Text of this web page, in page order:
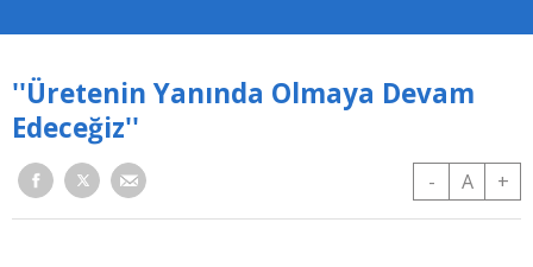
''Üretenin Yanında Olmaya Devam
Edeceğiz''
- A +